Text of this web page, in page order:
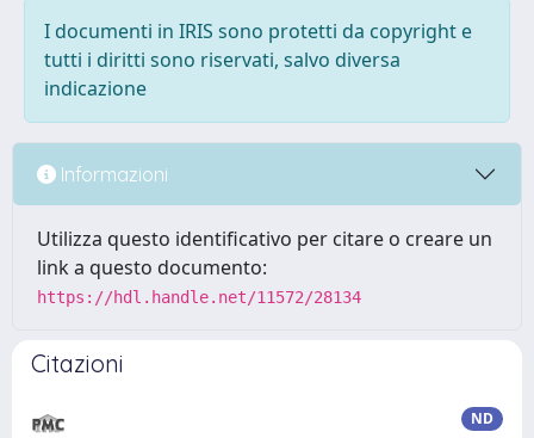
I documenti in IRIS sono protetti da copyright e
tutti i diritti sono riservati, salvo diversa
indicazione
Informazioni
Utilizza questo identificativo per citare o creare un
link a questo documento:
https://hdl.handle.net/11572/28134
Citazioni
ND